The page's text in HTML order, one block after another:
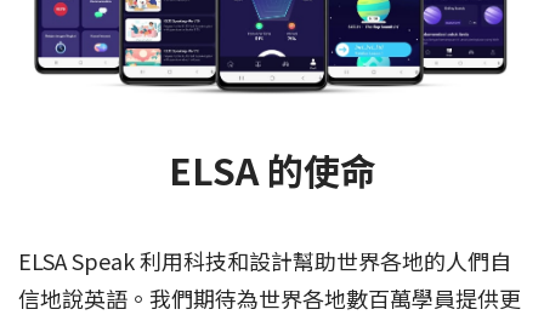
ELSA 的使命
ELSA Speak 利用科技和設計幫助世界各地的人們自
信地說英語。我們期待為世界各地數百萬學員提供更